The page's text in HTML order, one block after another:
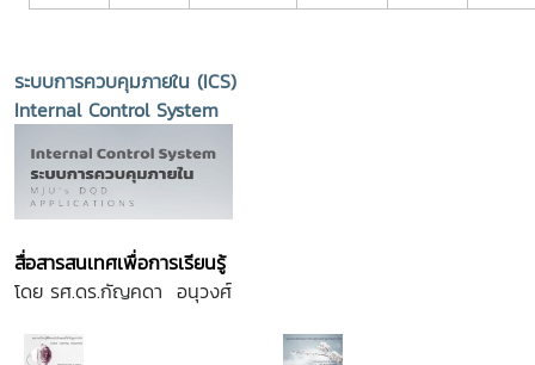
ระบบการควบคุมภายใน (ICS)
Internal Control System
สื่อสารสนเทศเพื่อการเรียนรู้
โดย รศ.ดร.กัญคดา อนุวงศ์